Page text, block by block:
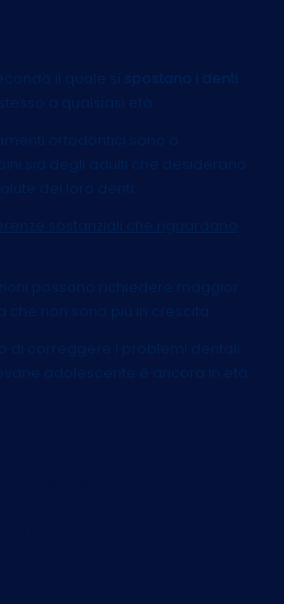
il quale si
spostano i denti
a qualsiasi età.
ortodontici sono a
sia degli adulti che desiderano
dei loro denti.
sostanziali che riguardano
possono richiedere maggior
non sono più in crescita.
di correggere i problemi dentali
adolescente è ancora in età